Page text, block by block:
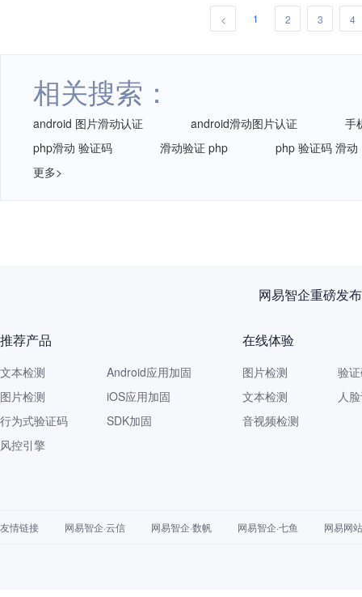
< 1 2 3 4
相关搜索：
android 图片滑动认证 android滑动图片认证
手
php滑动 验证码
滑动验证 php
php 验证码 滑动
更多>
新规
推荐产品
文本检测
图片检测
行为式验证码
风控引擎
Android应用加固
iOS应用加固
SDK加固
在线体验
图片检测
文本检测
音视频检测
验
人
友情链接 网易智企·云信 网易智企·数帆 网易智企·七鱼 网易网